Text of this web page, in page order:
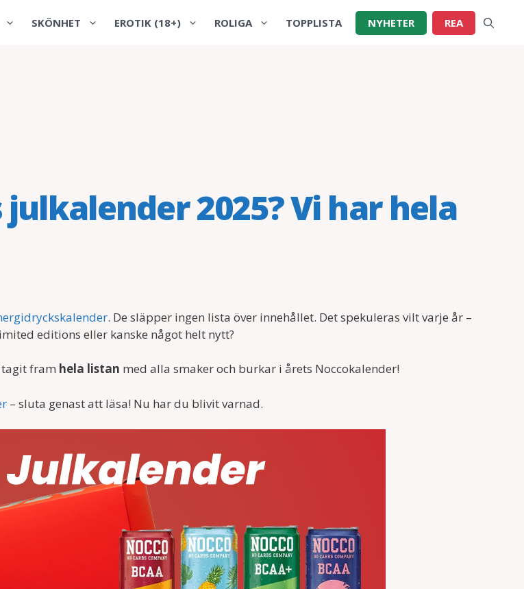
SKÖNHET EROTIK (18+) ROLIGA TOPPLISTA NYHETER REA
2025? Vi har hela
. De släpper ingen lista över innehållet. Det spekuleras vilt varje år –
editions eller kanske något helt nytt?
tagit fram hela listan med alla smaker och burkar i årets Noccokalender!
– sluta genast att läsa! Nu har du blivit varnad.